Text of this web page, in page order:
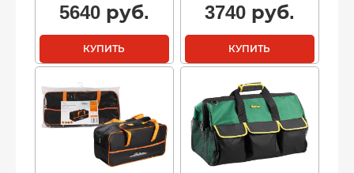
5640руб.
КУПИТЬ
3740руб.
КУПИТЬ